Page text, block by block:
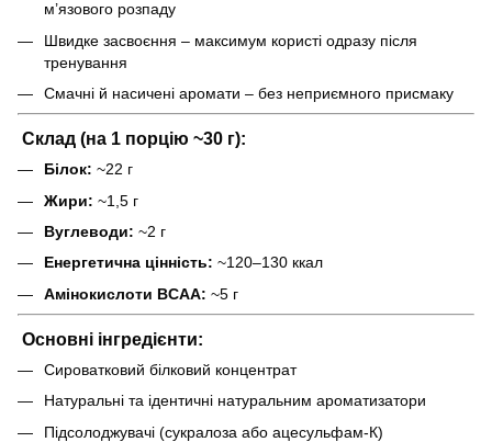
м’язового розпаду
Швидке засвоєння – максимум користі одразу після
тренування
Смачні й насичені аромати – без неприємного присмаку
Склад (на 1 порцію ~30 г):
Білок: ~22 г
Жири: ~1,5 г
Вуглеводи: ~2 г
Енергетична цінність: ~120–130 ккал
Амінокислоти BCAA: ~5 г
Основні інгредієнти:
Сироватковий білковий концентрат
Натуральні та ідентичні натуральним ароматизатори
Підсолоджувачі (сукралоза або ацесульфам-К)